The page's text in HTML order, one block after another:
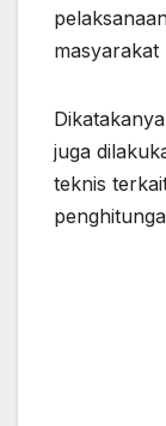
masyarakat
juga
teknis